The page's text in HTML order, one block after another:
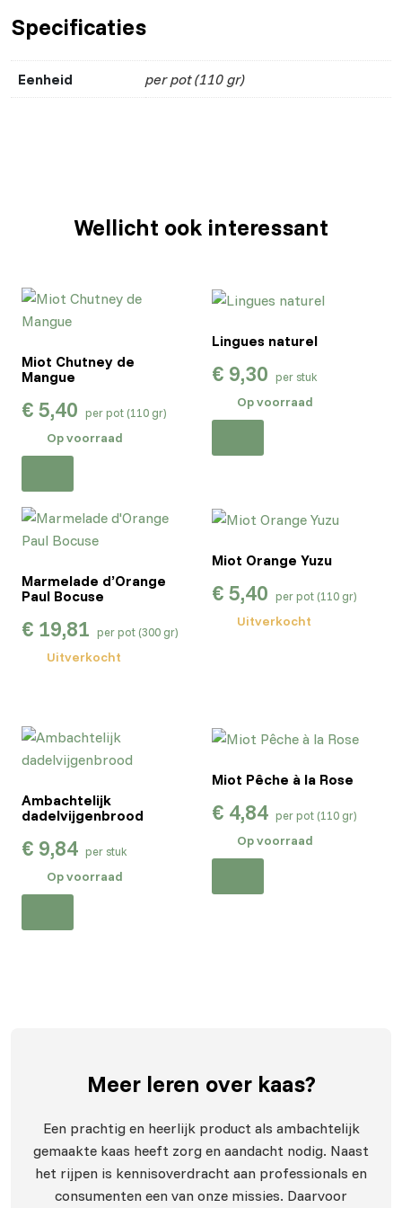
Specificaties
Eenheid per pot (110 gr)
Wellicht ook interessant
Miot Chutney de
Mangue
€ 5,40 per pot (110 gr)
Op voorraad
Lingues naturel
€ 9,30 per stuk
Op voorraad
Marmelade d’Orange
Paul Bocuse
€ 19,81 per pot (300 gr)
Uitverkocht
Miot Orange Yuzu
€ 5,40 per pot (110 gr)
Uitverkocht
Ambachtelijk
dadelvijgenbrood
€ 9,84 per stuk
Op voorraad
Miot Pêche à la Rose
€ 4,84 per pot (110 gr)
Op voorraad
Meer leren over kaas?
Een prachtig en heerlijk product als ambachtelijk
gemaakte kaas heeft zorg en aandacht nodig. Naast
het rijpen is kennisoverdracht aan professionals en
consumenten een van onze missies. Daarvoor